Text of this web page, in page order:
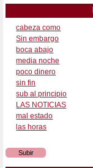
cabeza como
Sin embargo
boca abajo
media noche
poco dinero
sin fin
sub al principio
LAS NOTICIAS
mal estado
las horas
Subir